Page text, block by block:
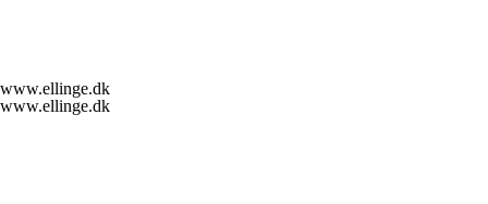
www.ellinge.dk
www.ellinge.dk